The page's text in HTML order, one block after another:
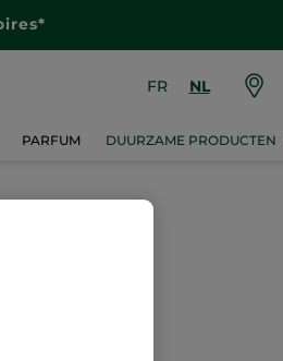
FR NL
PARFUM DUURZAME PRODUCTEN